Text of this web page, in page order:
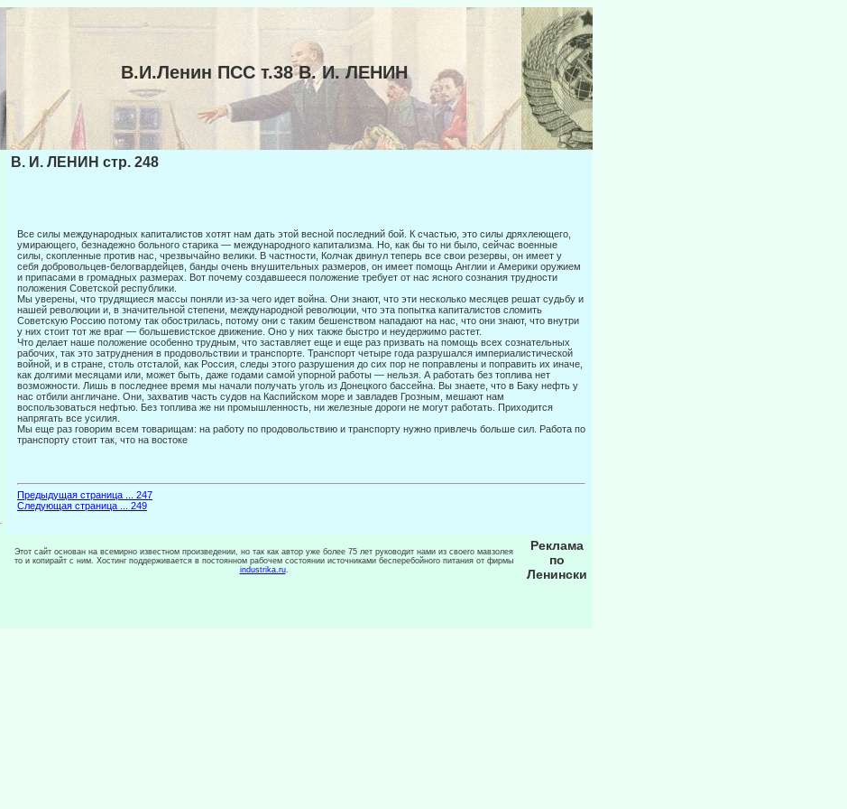
В.И.Ленин ПСС т.38 В. И. ЛЕНИН
В. И. ЛЕНИН стр. 248
Все силы международных капиталистов хотят нам дать этой весной последний бой. К счастью, это силы дряхлеющего,
умирающего, безнадежно больного старика — меж­дународного капитализма. Но, как бы то ни было, сейчас военные
силы, скопленные против нас, чрезвычайно велики. В частности, Колчак двинул теперь все свои резервы, он имеет у
себя добровольцев-белогвардейцев, банды очень внушительных размеров, он имеет помощь Англии и Америки оружием
и припасами в громадных размерах. Вот почему создавшееся положение требует от нас ясного сознания трудности
положения Советской республики.
Мы уверены, что трудящиеся массы поняли из-за чего идет война. Они знают, что эти несколько месяцев решат судьбу и
нашей революции и, в значительной степени, международной революции, что эта попытка капиталистов сломить
Советскую Россию потому так обострилась, потому они с таким бешенством нападают на нас, что они знают, что внутри
у них стоит тот же враг — большевистское движение. Оно у них также быстро и неудержимо растет.
Что делает наше положение особенно трудным, что заставляет еще и еще раз при­звать на помощь всех сознательных
рабочих, так это затруднения в продовольствии и транспорте. Транспорт четыре года разрушался империалистической
войной, и в стра­не, столь отсталой, как Россия, следы этого разрушения до сих пор не поправлены и поправить их иначе,
как долгими месяцами или, может быть, даже годами самой упор­ной работы — нельзя. А работать без топлива нет
возможности. Лишь в последнее вре­мя мы начали получать уголь из Донецкого бассейна. Вы знаете, что в Баку нефть у
нас отбили англичане. Они, захватив часть судов на Каспийском море и завладев Грозным, мешают нам
воспользоваться нефтью. Без топлива же ни промышленность, ни желез­ные дороги не могут работать. Приходится
напрягать все усилия.
Мы еще раз говорим всем товарищам: на работу по продовольствию и транспорту нужно привлечь больше сил. Работа по
транспорту стоит так, что на востоке
Предыдущая страница ... 247
Следующая страница ... 249
Этот сайт основан на всемирно известном произведении, но так как автор уже более 75 лет руководит нами из своего мавзолея
то и копирайт с ним. Хостинг поддерживается в постоянном рабочем состоянии источниками бесперебойного питания от фирмы
industrika.ru.
Реклама
по
Ленински